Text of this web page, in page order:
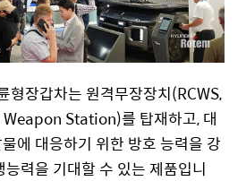
형장갑차는 원격무장장치(RCWS,
Station)를 탑재하고, 대
에 대응하기 위한 방호 능력을 강
력을 기대할 수 있는 제품입니